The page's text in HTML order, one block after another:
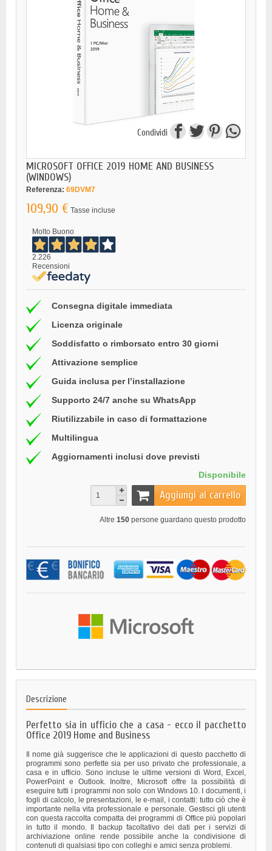
Condividi
MICROSOFT OFFICE 2019 HOME AND BUSINESS
(WINDOWS)
Referenza: 69DVM7
109,90 € Tasse incluse
Molto Buono
2.226
Recensioni
Consegna digitale immediata
Licenza originale
Soddisfatto o rimborsato entro 30 giorni
Attivazione semplice
Guida inclusa per l’installazione
Supporto 24/7 anche su WhatsApp
Riutilizzabile in caso di formattazione
Multilingua
Aggiornamenti inclusi dove previsti
Disponibile
Aggiungi al carrello
Altre 150 persone guardano questo prodotto
Descrizione
Perfetto sia in ufficio che a casa - ecco il pacchetto
Office 2019 Home and Business
Il nome già suggerisce che le applicazioni di questo pacchetto di
programmi sono perfette sia per uso privato che professionale, a
casa e in ufficio. Sono incluse le ultime versioni di Word, Excel,
PowerPoint e Outlook. Inoltre, Microsoft offre la possibilità di
eseguire tutti i programmi non solo con Windows 10. I documenti, i
fogli di calcolo, le presentazioni, le e-mail, i contatti: tutto ciò che è
importante nella vita professionale e personale. Gestisci gli utenti
con questa raccolta compatta dei programmi di Office più popolari
in tutto il mondo. Il backup facoltativo dei dati per i servizi di
archiviazione online rende possibile anche la condivisione di
contenuti di qualsiasi tipo con colleghi e amici senza problemi.